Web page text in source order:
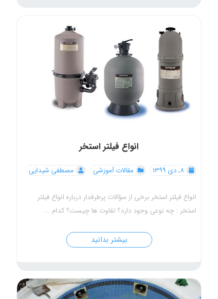
انواع فیلتر استخر
مقالات آموزشی مصطفی شیدایی
انواع فیلتر استخر برخی از سؤالات پرطرفدار درباره انواع فیلتر
استخر : چه نوعی وجود دارد؟ تفاوت ها چیست؟ کدام ...
بیشتر بدانید